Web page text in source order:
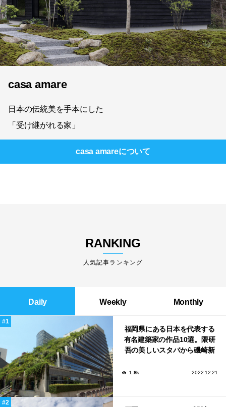
casa amare
日本の伝統美を手本にした
「受け継がれる家」
casa amareについて
RANKING
人気記事ランキング
Daily Weekly Monthly
福岡県にある日本を代表する
有名建築家の作品10選。隈研
吾の美しいスタバから磯崎新
1.8k 2022.12.21